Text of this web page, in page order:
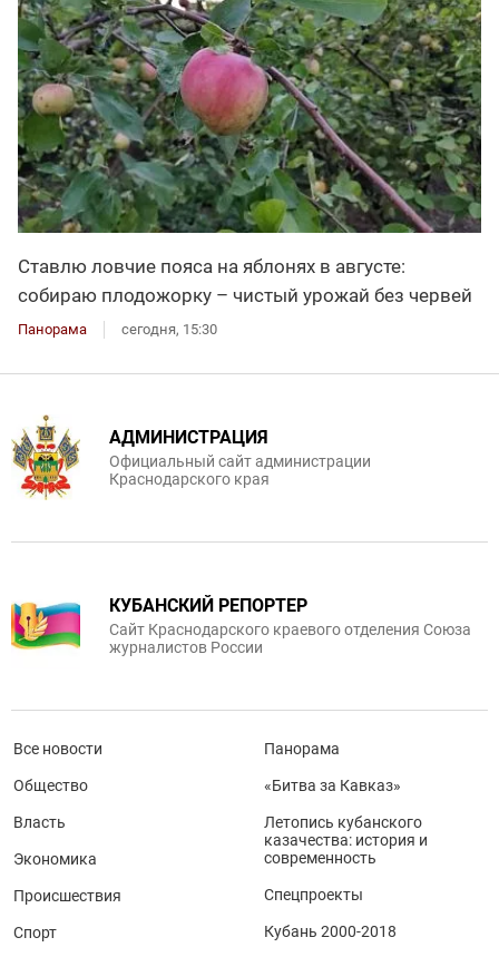
Ставлю ловчие пояса на яблонях в августе:
собираю плодожорку – чистый урожай без червей
Панорама сегодня, 15:30
АДМИНИСТРАЦИЯ
Официальный сайт администрации
Краснодарского края
КУБАНСКИЙ РЕПОРТЕР
Сайт Краснодарского краевого отделения Союза
журналистов России
Все новости
Общество
Власть
Экономика
Происшествия
Спорт
Панорама
«Битва за Кавказ»
Летопись кубанского
казачества: история и
современность
Спецпроекты
Кубань 2000-2018